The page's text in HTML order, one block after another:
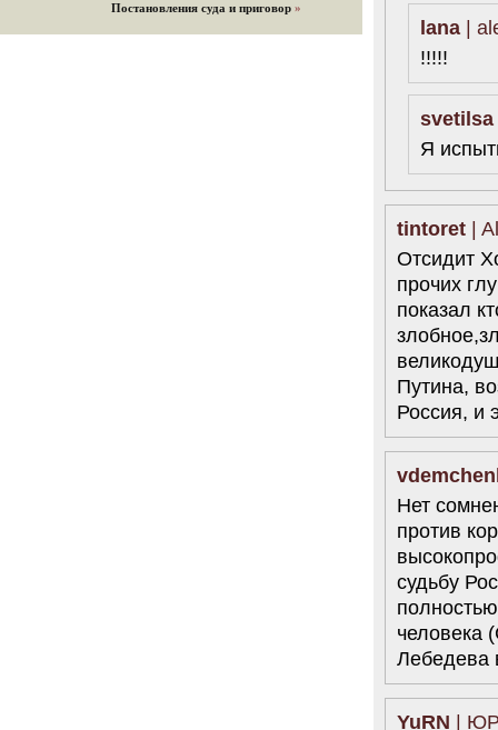
достойная только преклонения
Постановления суда и приговор »
lana |
!!!!!
svetilsa
Я
tintoret |
Отсидит
прочих
показал
Путина,
Россия, и
Нет
против
судьбу
человека
Лебедева
YuRN |